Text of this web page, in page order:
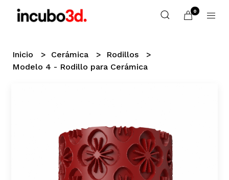
0
Inicio Cerámica
Rodillos
Modelo 4 - Rodillo para Cerámica